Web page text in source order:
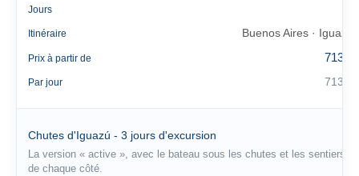
Jours
Itinéraire Buenos Aires · Iguazú
Prix à partir de 713 €
Par jour 713 €
Chutes d'Iguazú - 3 jours d'excursion
La version « active », avec le bateau sous les chutes et les sentiers
de chaque côté.